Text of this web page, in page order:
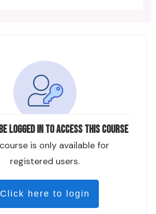
logged in to access this course
is only available for
registered users.
Click here to login